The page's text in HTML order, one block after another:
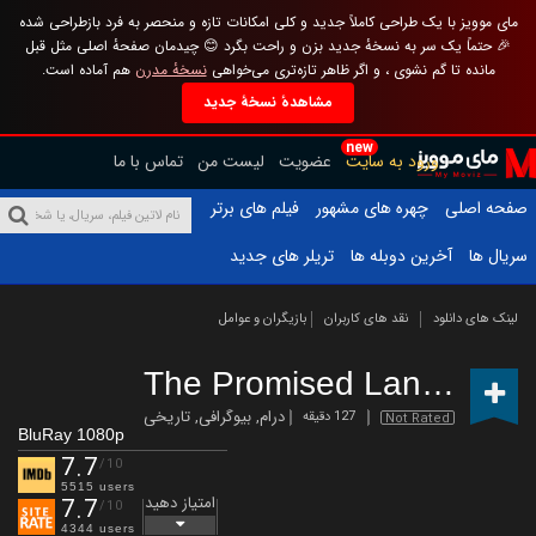
مای موویز با یک طراحی کاملاً جدید و کلی امکانات تازه و منحصر به فرد بازطراحی شده
🎉 حتماً یک سر به نسخهٔ جدید بزن و راحت بگرد 😊 چیدمان صفحهٔ اصلی مثل قبل
مانده تا گم نشوی ، و اگر ظاهر تازه‌تری می‌خواهینسخهٔ مدرن هم آماده است.
مشاهدهٔ نسخهٔ جدید
new
ورود به سایت عضویت لیست من تماس با ما
صفحه اصلی
چهره های مشهور
فیلم های برتر
سریال ها
آخرین دوبله ها تریلر های جدید
لینک های دانلود نقد های کاربران بازیگران و عوامل
The Promised Land (2023)
Not Rated 127 دقیقه درام,بیوگرافی,تاریخی
BluRay 1080p
7.7/10
5515 users
7.7/10
4344 users
امتیاز دهید